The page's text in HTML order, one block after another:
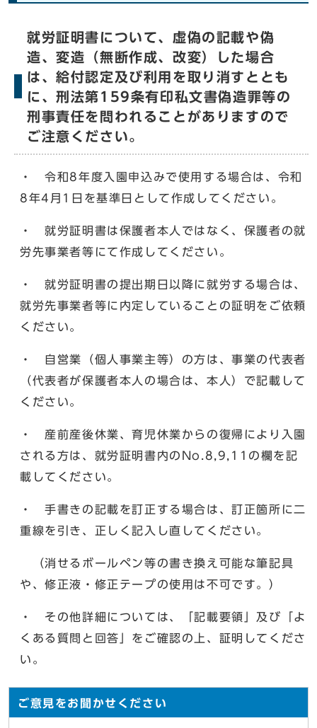
就労証明書について、虚偽の記載や偽
造、変造（無断作成、改変）した場合
は、給付認定及び利用を取り消すととも
に、刑法第159条有印私文書偽造罪等の
刑事責任を問われることがありますので
ご注意ください。
・ 令和8年度入園申込みで使用する場合は、令和
8年4月1日を基準日として作成してください。
・ 就労証明書は保護者本人ではなく、保護者の就
労先事業者等にて作成してください。
・ 就労証明書の提出期日以降に就労する場合は、
就労先事業者等に内定していることの証明をご依頼
ください。
・ 自営業（個人事業主等）の方は、事業の代表者
（代表者が保護者本人の場合は、本人）で記載して
ください。
・ 産前産後休業、育児休業からの復帰により入園
される方は、就労証明書内のNo.8,9,11の欄を記
載してください。
・ 手書きの記載を訂正する場合は、訂正箇所に二
重線を引き、正しく記入し直してください。
（消せるボールペン等の書き換え可能な筆記具
や、修正液・修正テープの使用は不可です。）
・ その他詳細については、「記載要領」及び「よ
くある質問と回答」をご確認の上、証明してくださ
い。
ご意見をお聞かせください